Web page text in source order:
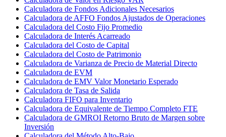
Calculadora de Fondos Adicionales Necesarios
Calculadora de AFFO Fondos Ajustados de Operaciones
Calculadora del Costo Fijo Promedio
Calculadora de Interés Acarreado
Calculadora del Costo de Capital
Calculadora del Costo de Patrimonio
Calculadora de Varianza de Precio de Material Directo
Calculadora de EVM
Calculadora de EMV Valor Monetario Esperado
Calculadora de Tasa de Salida
Calculadora FIFO para Inventario
Calculadora de Equivalente de Tiempo Completo FTE
Calculadora de GMROI Retorno Bruto de Margen sobre
Inversión